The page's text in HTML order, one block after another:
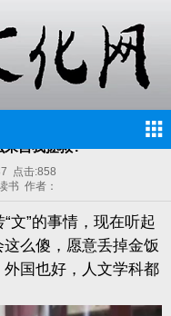
来自我拯救?
点击:858
书 作者：
文”的事情，现在听起
么傻，愿意丢掉金饭
国也好，人文学科都